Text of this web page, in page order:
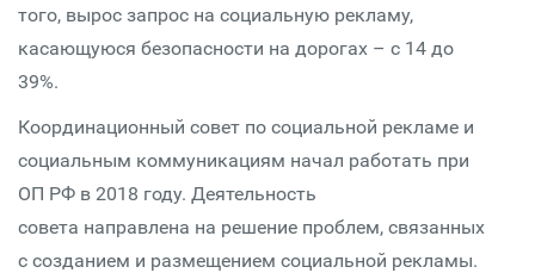
того, вырос запрос на социальную рекламу,
касающуюся безопасности на дорогах – с 14 до
39%.
Координационный совет по социальной рекламе и
социальным коммуникациям начал работать при
ОП РФ в 2018 году. Деятельность
совета направлена на решение проблем, связанных
с созданием и размещением социальной рекламы.